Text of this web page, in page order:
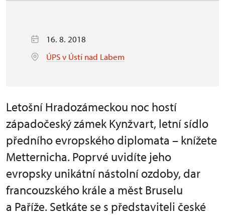
16. 8. 2018
ÚPS v Ústí nad Labem
Letošní Hradozámeckou noc hostí
západočeský zámek Kynžvart, letní sídlo
předního evropského diplomata – knížete
Metternicha. Poprvé uvidíte jeho
evropsky unikátní nástolní ozdoby, dar
francouzského krále a měst Bruselu
a Paříže. Setkáte se s představiteli české